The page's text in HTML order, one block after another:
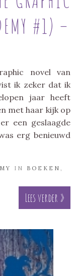
#1) –
novel van
ik zeker dat ik
jaar heeft
met haar kijk op
een geslaagde
erg benieuwd
IN BOEKEN
Lees verder »